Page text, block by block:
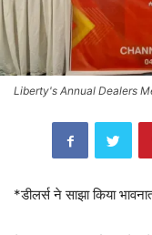
Liberty's Annual Dealers
*डीलर्स ने साझा किया